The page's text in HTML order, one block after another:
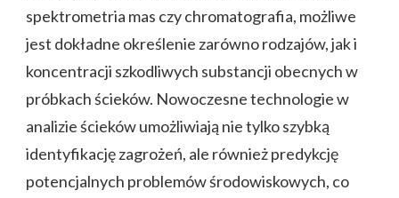
spektrometria mas czy chromatografia, możliwe
jest dokładne określenie zarówno rodzajów, jak i
koncentracji szkodliwych substancji obecnych w
próbkach ścieków. Nowoczesne technologie w
analizie ścieków umożliwiają nie tylko szybką
identyfikację zagrożeń, ale również predykcję
potencjalnych problemów środowiskowych, co